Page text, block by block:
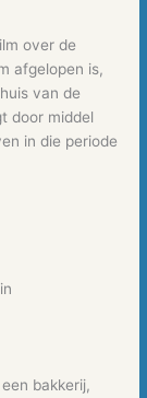
over de
afgelopen is,
van de
door middel
in die periode
bakkerij,